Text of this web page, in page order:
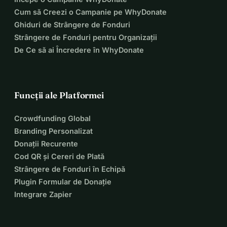
Cum să Creezi o Campanie pe WhyDonate
Ghiduri de Strângere de Fonduri
Strângere de Fonduri pentru Organizații
De Ce să ai Încredere în WhyDonate
Funcții ale Platformei
Crowdfunding Global
Branding Personalizat
Donații Recurente
Cod QR și Cereri de Plată
Strângere de Fonduri în Echipă
Plugin Formular de Donație
Integrare Zapier